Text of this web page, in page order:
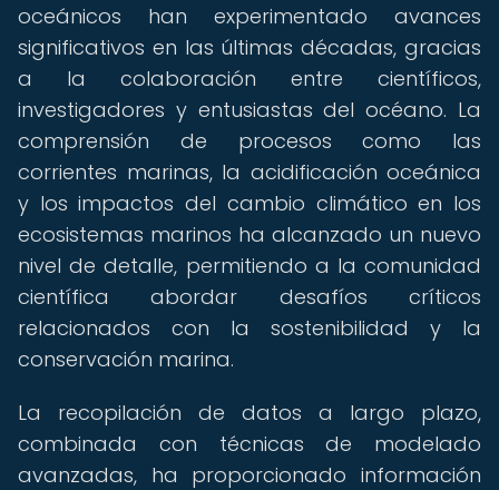
oceánicos han experimentado avances
significativos en las últimas décadas, gracias
a la colaboración entre científicos,
investigadores y entusiastas del océano. La
comprensión de procesos como las
corrientes marinas, la acidificación oceánica
y los impactos del cambio climático en los
ecosistemas marinos ha alcanzado un nuevo
nivel de detalle, permitiendo a la comunidad
científica abordar desafíos críticos
relacionados con la sostenibilidad y la
conservación marina.
La recopilación de datos a largo plazo,
combinada con técnicas de modelado
avanzadas, ha proporcionado información